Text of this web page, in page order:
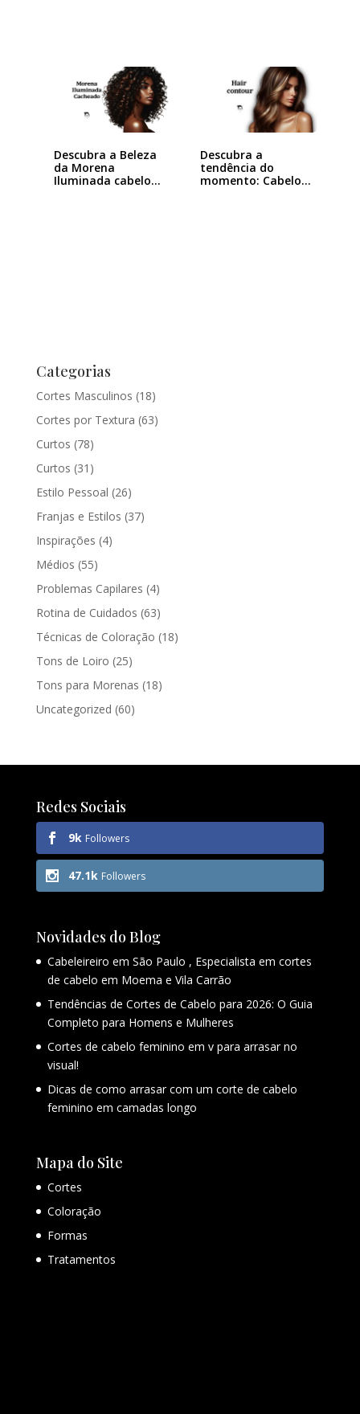
Descubra a Beleza
da Morena
Iluminada cabelo…
Descubra a
tendência do
momento: Cabelo
Categorias
Cortes Masculinos (18)
Cortes por Textura (63)
Curtos (78)
Curtos (31)
Estilo Pessoal (26)
Franjas e Estilos (37)
Inspirações (4)
Médios (55)
Problemas Capilares (4)
Rotina de Cuidados (63)
Técnicas de Coloração (18)
Tons de Loiro (25)
Tons para Morenas (18)
Uncategorized (60)
Redes Sociais
9k Followers
47.1k Followers
Novidades do Blog
Cabeleireiro em São Paulo , Especialista em cortes
de cabelo em Moema e Vila Carrão
Tendências de Cortes de Cabelo para 2026: O Guia
Completo para Homens e Mulheres
Cortes de cabelo feminino em v para arrasar no
visual!
Dicas de como arrasar com um corte de cabelo
feminino em camadas longo
Mapa do Site
Cortes
Coloração
Formas
Tratamentos